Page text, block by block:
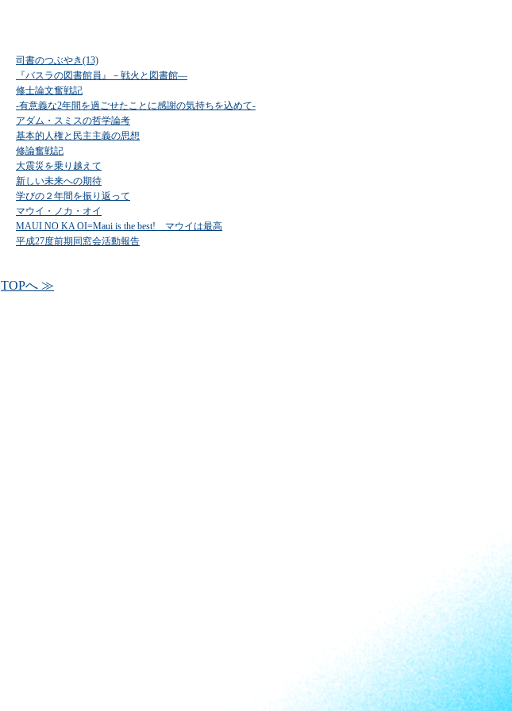
司書のつぶやき(13)
『バスラの図書館員』－戦火と図書館―
修士論文奮戦記
‐有意義な2年間を過ごせたことに感謝の気持ちを込めて‐
アダム・スミスの哲学論考
基本的人権と民主主義の思想
修論奮戦記
大震災を乗り越えて
新しい未来への期待
学びの２年間を振り返って
マウイ・ノカ・オイ
MAUI NO KA OI=Maui is the best! マウイは最高
平成27度前期同窓会活動報告
TOPへ ≫